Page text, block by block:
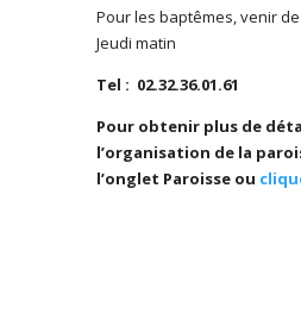
Pour les baptêmes, venir
Jeudi matin
Tel : 02.32.36.01.61
Pour obtenir plus de
l’organisation de la
l’onglet Paroisse ou